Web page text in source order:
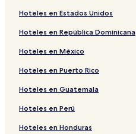
Hoteles en Estados Unidos
Hoteles en República Dominicana
Hoteles en México
Hoteles en Puerto Rico
Hoteles en Guatemala
Hoteles en Perú
Hoteles en Honduras